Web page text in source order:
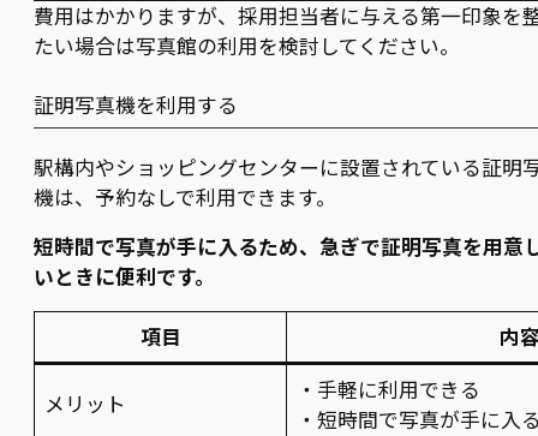
費用はかかりますが、採用担当者に与える第一印象を
たい場合は写真館の利用を検討してください。
証明写真機を利用する
駅構内やショッピングセンターに設置されている証明
機は、予約なしで利用できます。
短時間で写真が手に入るため、急ぎで証明写真を用意
いときに便利です。
項目 内
メリット
・手軽に利用できる
・短時間で写真が手に入